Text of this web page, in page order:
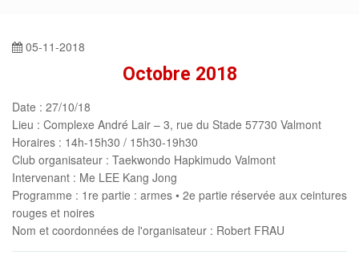
05-11-2018
Octobre 2018
Date : 27/10/18
Lieu : Complexe André Lair – 3, rue du Stade 57730 Valmont
Horaires : 14h-15h30 / 15h30-19h30
Club organisateur : Taekwondo Hapkimudo Valmont
Intervenant : Me LEE Kang Jong
Programme : 1re partie : armes • 2e partie réservée aux ceintures
rouges et noires
Nom et coordonnées de l'organisateur : Robert FRAU